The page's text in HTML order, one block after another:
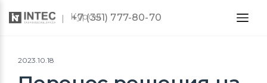
Курсы
+7 (351) 777-80-70
2023.10.18